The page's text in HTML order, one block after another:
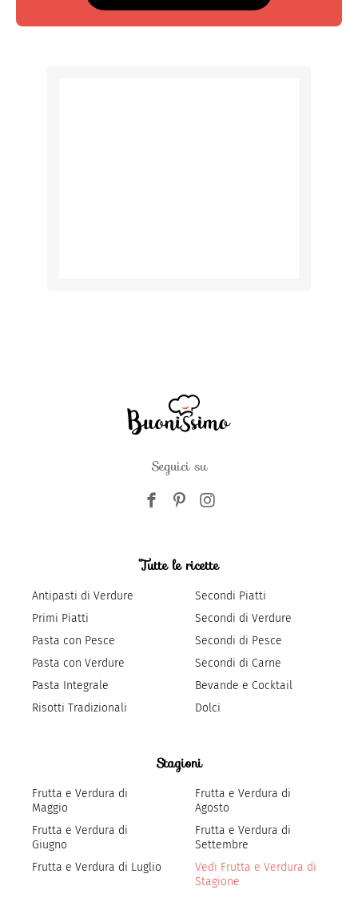
Seguici su
Tutte le ricette
Antipasti di Verdure
Primi Piatti
Pasta con Pesce
Pasta con Verdure
Pasta Integrale
Risotti Tradizionali
Secondi Piatti
Secondi di Verdure
Secondi di Pesce
Secondi di Carne
Bevande e Cocktail
Dolci
Stagioni
Frutta e Verdura di
Maggio
Frutta e Verdura di
Giugno
Frutta e Verdura di Luglio
Frutta e Verdura di
Agosto
Frutta e Verdura di
Settembre
Vedi Frutta e Verdura di
Stagione